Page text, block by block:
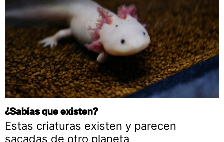
¿Sabías que existen?
Estas criaturas existen y parecen
sacadas de otro planeta